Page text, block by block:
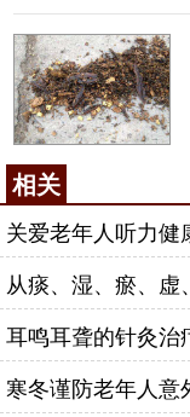
相关
关爱老年人听力健
从痰、湿、瘀、
耳鸣耳聋的针灸治
寒冬谨防老年人意